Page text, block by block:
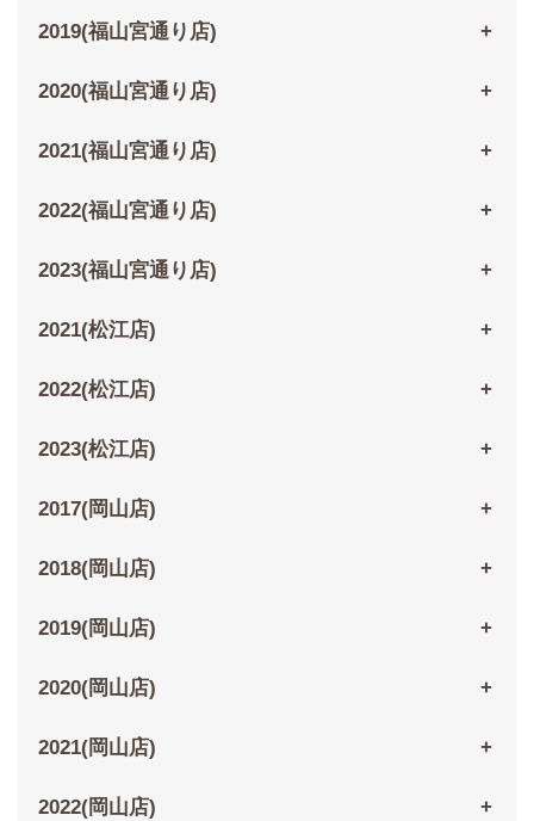
2019(福山宮通り店)
2020(福山宮通り店)
2021(福山宮通り店)
2022(福山宮通り店)
2023(福山宮通り店)
2021(松江店)
2022(松江店)
2023(松江店)
2017(岡山店)
2018(岡山店)
2019(岡山店)
2020(岡山店)
2021(岡山店)
2022(岡山店)